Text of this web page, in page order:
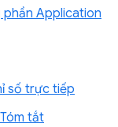
Application
số trực tiếp
tắt